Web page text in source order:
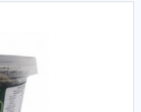
do que visar apenas
e serviços que
detalhes que passam
futuros para os